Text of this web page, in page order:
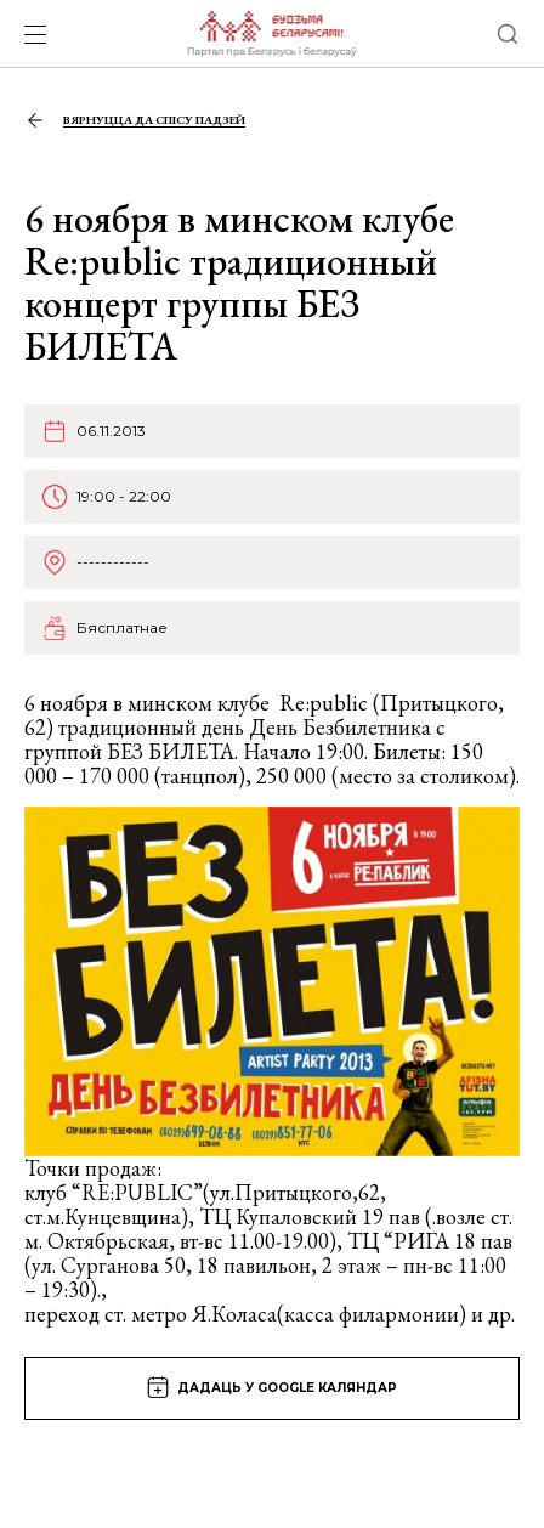
ВЯРНУЦЦА ДА СПІСУ ПАДЗЕЙ
6 ноября в минском клубе
Re:public традиционный
концерт группы БЕЗ
БИЛЕТА
06.11.2013
19:00 - 22:00
------------
Бясплатнае
6 ноября в минском клубе Re:public (Притыцкого,
62) традиционный день День Безбилетника с
группой БЕЗ БИЛЕТА. Начало 19:00. Билеты: 150
000 – 170 000 (танцпол), 250 000 (место за столиком).
Точки продаж:
клуб “RE:PUBLIC”(ул.Притыцкого,62,
ст.м.Кунцевщина), ТЦ Купаловский 19 пав (.возле ст.
м. Октябрьская, вт-вс 11.00-19.00), ТЦ “РИГА 18 пав
(ул. Сурганова 50, 18 павильон, 2 этаж – пн-вс 11:00
– 19:30).,
переход ст. метро Я.Коласа(касса филармонии) и др.
ДАДАЦЬ У GOOGLE КАЛЯНДАР